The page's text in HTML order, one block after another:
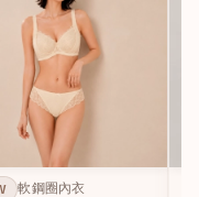
軟鋼圈內衣